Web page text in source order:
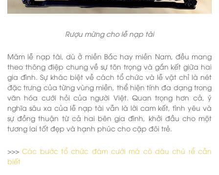
Rượu mừng cho lễ nạp tài
Mâm lễ nạp tài, dù ở miền Bắc hay miền Nam, đều mang
theo thông điệp chung về sự tôn trọng và gắn kết giữa hai
gia đình. Sự khác biệt về cách tổ chức và lễ vật chỉ là nét
đặc trưng của từng vùng miền, thể hiện tính đa dạng trong
văn hóa cưới hỏi của người Việt. Quan trọng hơn cả, ý
nghĩa sâu xa của lễ nạp tài vẫn là lời cam kết, tình yêu và
sự đồng thuận từ cả hai bên gia đình, khởi đầu cho một
tương lai tốt đẹp và hạnh phúc cho cặp đôi trẻ.
>>>Các bước tổ chức đám cưới mà cô dâu chú rể cần
biết